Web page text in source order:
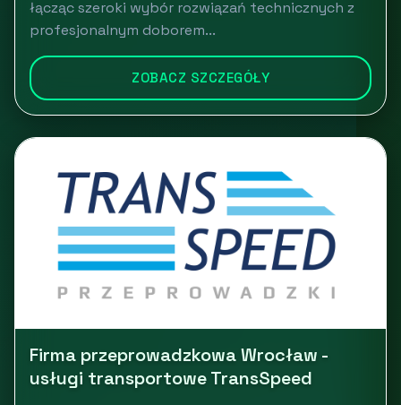
łącząc szeroki wybór rozwiązań technicznych z
profesjonalnym doborem...
ZOBACZ SZCZEGÓŁY
Firma przeprowadzkowa Wrocław -
usługi transportowe TransSpeed